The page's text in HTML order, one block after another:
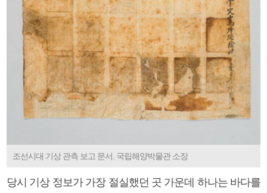
조선시대 기상 관측 보고 문서. 국립해양박물관 소장
당시 기상 정보가 가장 절실했던 곳 가운데 하나는 바다를